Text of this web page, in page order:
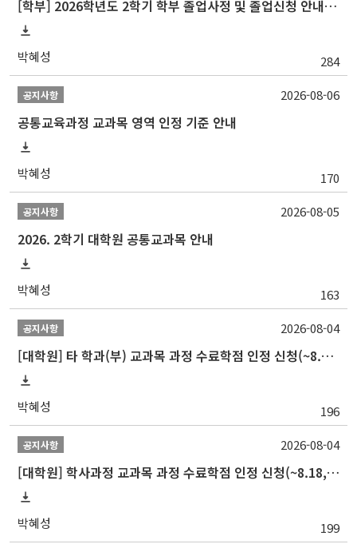
[학부] 2026학년도 2학기 학부 졸업사정 및 졸업신청 안내(~8. 14.)
박혜성 284
공지사항
공통교육과정 교과목 영역 인정 기준 안내
박혜성 170
2026-08-06
공지사항
2026. 2학기 대학원 공통교과목 안내
박혜성 163
2026-08-05
공지사항
[대학원] 타 학과(부) 교과목 과정 수료학점 인정 신청(~8.18, 타 학과 대학원 수업 들을 때)
박혜성 196
2026-08-04
공지사항
[대학원] 학사과정 교과목 과정 수료학점 인정 신청(~8.18, 학부수업 들을 때)
박혜성 199
2026-08-04